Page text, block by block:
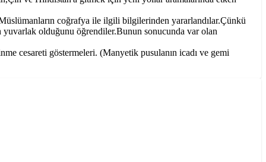
coğrafya ile ilgili bilgilerinden yararlandılar.Çünkü
olduğunu öğrendiler.Bunun sonucunda var olan
cesareti göstermeleri. (Manyetik pusulanın icadı ve gemi